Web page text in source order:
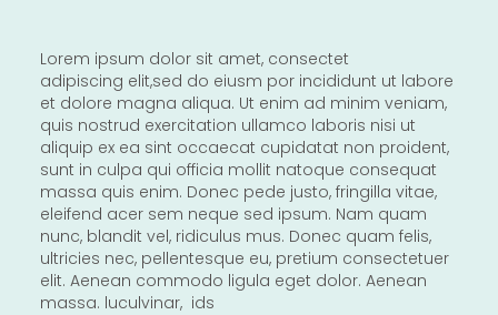
Lorem ipsum dolor sit amet, consectet
adipiscing elit,sed do eiusm por incididunt ut labore
et dolore magna aliqua. Ut enim ad minim veniam,
quis nostrud exercitation ullamco laboris nisi ut
aliquip ex ea sint occaecat cupidatat non proident,
sunt in culpa qui officia mollit natoque consequat
massa quis enim. Donec pede justo, fringilla vitae,
eleifend acer sem neque sed ipsum. Nam quam
nunc, blandit vel, ridiculus mus. Donec quam felis,
ultricies nec, pellentesque eu, pretium consectetuer
elit. Aenean commodo ligula eget dolor. Aenean
massa. luculvinar, ids